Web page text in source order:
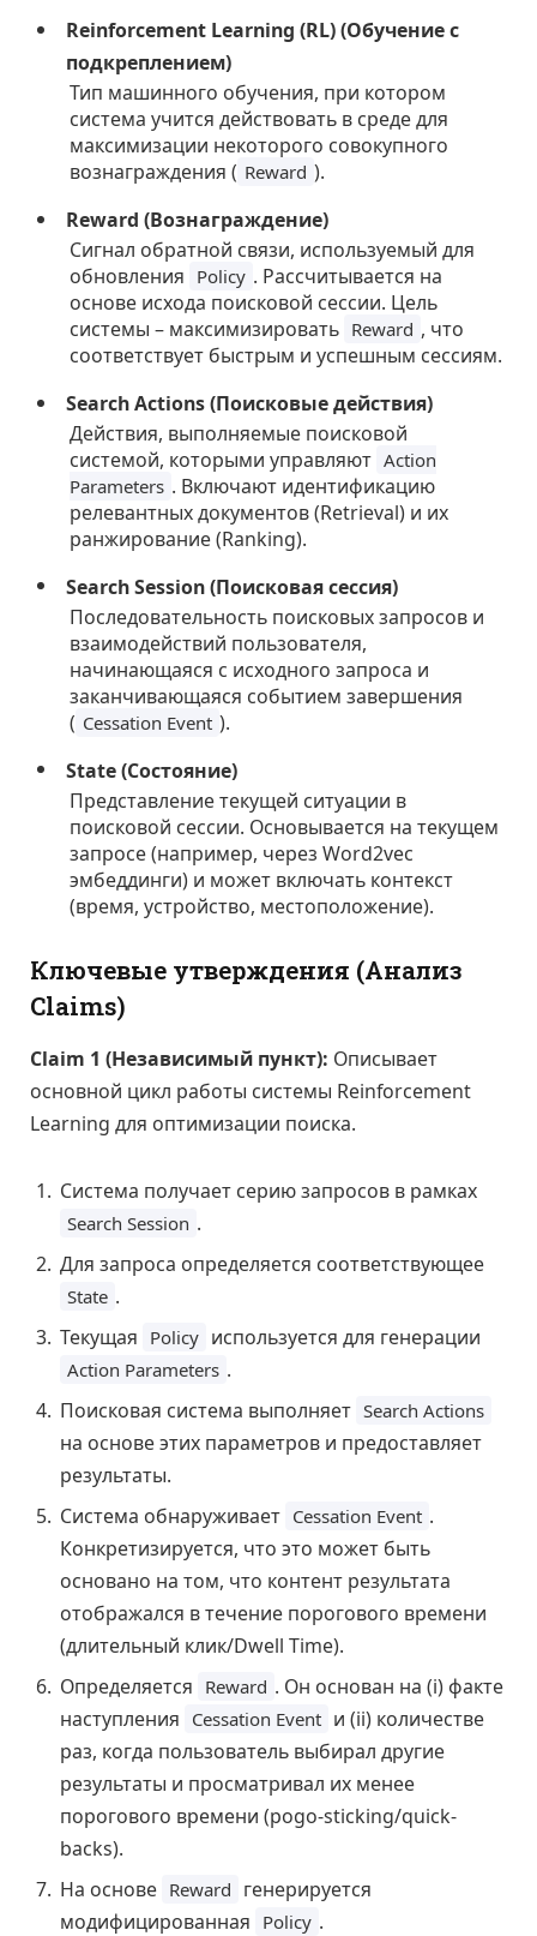
Reinforcement Learning (RL) (Обучение с
подкреплением)
Тип машинного обучения, при котором
система учится действовать в среде для
максимизации некоторого совокупного
вознаграждения ( Reward ).
Reward (Вознаграждение)
Сигнал обратной связи, используемый для
обновления Policy . Рассчитывается на
основе исхода поисковой сессии. Цель
системы – максимизировать Reward , что
соответствует быстрым и успешным сессиям.
Search Actions (Поисковые действия)
Действия, выполняемые поисковой
системой, которыми управляют Action
Parameters . Включают идентификацию
релевантных документов (Retrieval) и их
ранжирование (Ranking).
Search Session (Поисковая сессия)
Последовательность поисковых запросов и
взаимодействий пользователя,
начинающаяся с исходного запроса и
заканчивающаяся событием завершения
( Cessation Event ).
State (Состояние)
Представление текущей ситуации в
поисковой сессии. Основывается на текущем
запросе (например, через Word2vec
эмбеддинги) и может включать контекст
(время, устройство, местоположение).
Ключевые утверждения (Анализ
Claims)
Claim 1 (Независимый пункт): Описывает
основной цикл работы системы Reinforcement
Learning для оптимизации поиска.
Система получает серию запросов в рамках
Search Session .
Для запроса определяется соответствующее
State .
Текущая Policy используется для генерации
Action Parameters .
Поисковая система выполняет Search Actions
на основе этих параметров и предоставляет
результаты.
Система обнаруживает Cessation Event .
Конкретизируется, что это может быть
основано на том, что контент результата
отображался в течение порогового времени
(длительный клик/Dwell Time).
Определяется Reward . Он основан на (i) факте
наступления Cessation Event и (ii) количестве
раз, когда пользователь выбирал другие
результаты и просматривал их менее
порогового времени (pogo-sticking/quick-
backs).
На основе Reward генерируется
модифицированная Policy .